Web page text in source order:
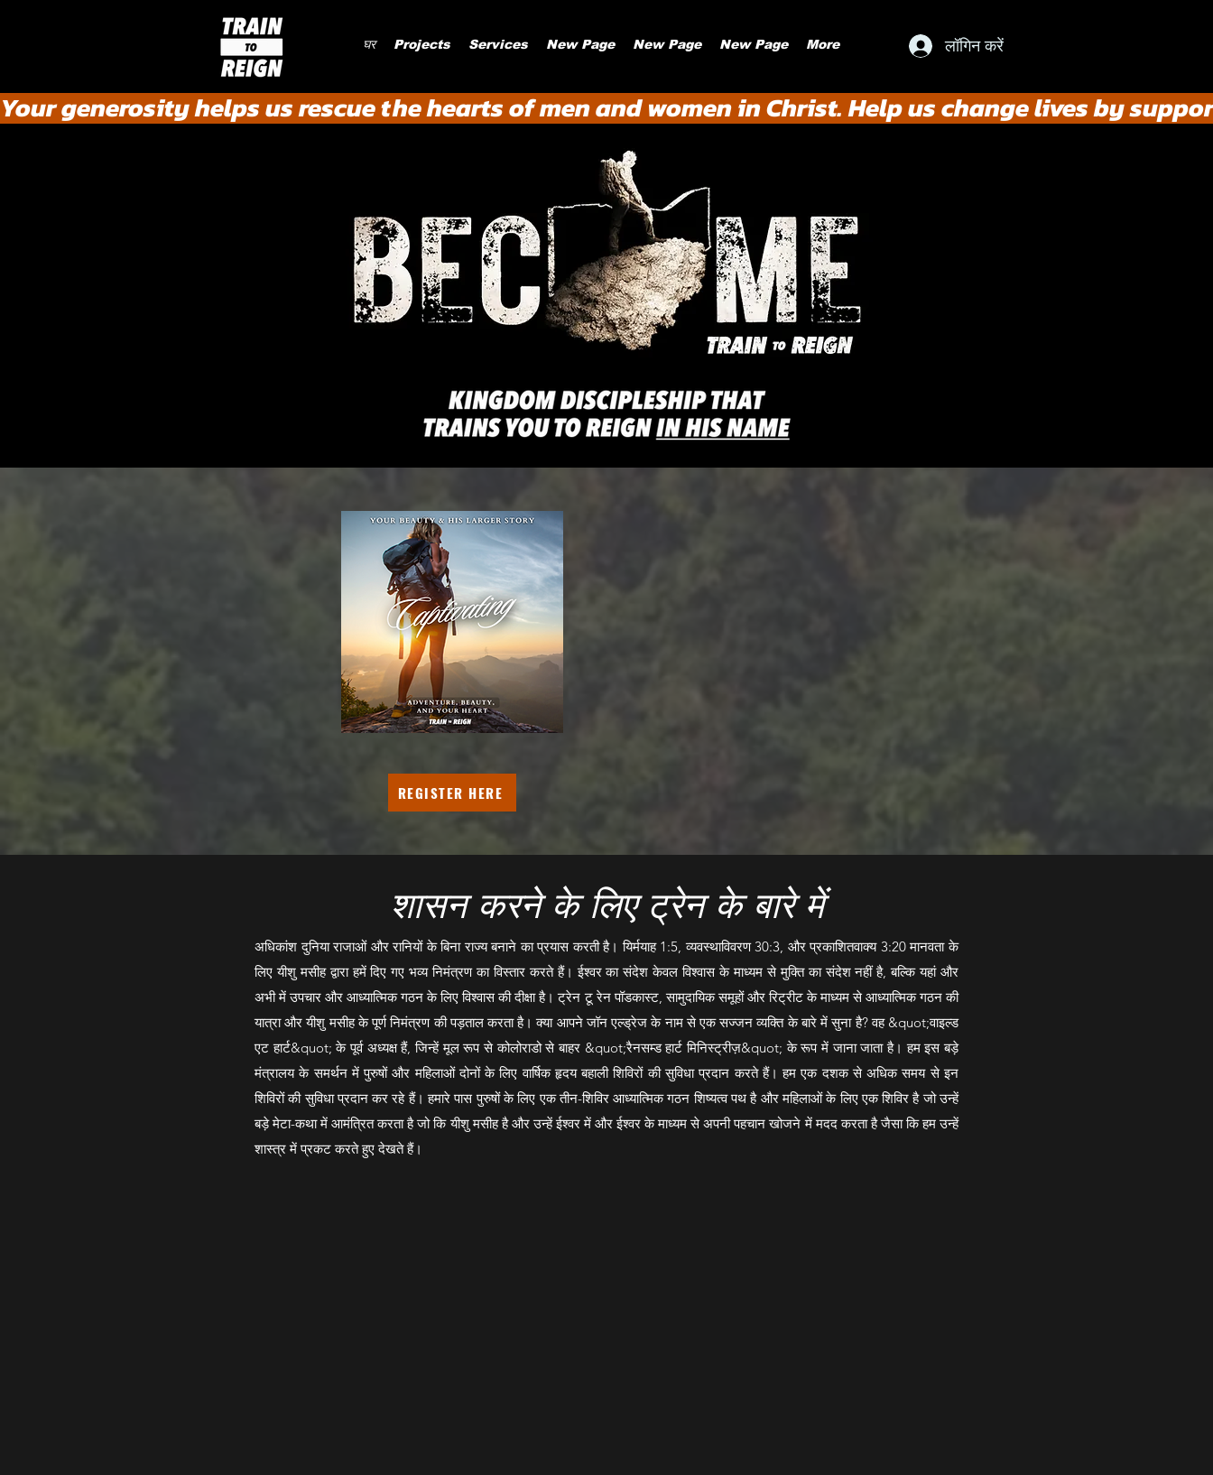
लॉगिन करें
घर Projects Services New Page New Page New Page More
Your generosity helps us rescue the hearts of men and women in Christ. Help us change lives by
REGISTER HERE
शासन करने के लिए ट्रेन के बारे में
अधिकांश दुनिया राजाओं और रानियों के बिना राज्य बनाने का प्रयास करती है। यिर्मयाह 1:5, व्यवस्थाविवरण 30:3, और प्रकाशितवाक्य 3:20 मानवता के
लिए यीशु मसीह द्वारा हमें दिए गए भव्य निमंत्रण का विस्तार करते हैं। ईश्वर का संदेश केवल विश्वास के माध्यम से मुक्ति का संदेश नहीं है, बल्कि यहां और
अभी में उपचार और आध्यात्मिक गठन के लिए विश्वास की दीक्षा है। ट्रेन टू रेन पॉडकास्ट, सामुदायिक समूहों और रिट्रीट के माध्यम से आध्यात्मिक गठन की
यात्रा और यीशु मसीह के पूर्ण निमंत्रण की पड़ताल करता है। क्या आपने जॉन एल्ड्रेज के नाम से एक सज्जन व्यक्ति के बारे में सुना है? वह &quot;वाइल्ड
एट हार्ट&quot; के पूर्व अध्यक्ष हैं, जिन्हें मूल रूप से कोलोराडो से बाहर &quot;रैनसम्ड हार्ट मिनिस्ट्रीज़&quot; के रूप में जाना जाता है। हम इस बड़े
मंत्रालय के समर्थन में पुरुषों और महिलाओं दोनों के लिए वार्षिक हृदय बहाली शिविरों की सुविधा प्रदान करते हैं। हम एक दशक से अधिक समय से इन
शिविरों की सुविधा प्रदान कर रहे हैं। हमारे पास पुरुषों के लिए एक तीन-शिविर आध्यात्मिक गठन शिष्यत्व पथ है और महिलाओं के लिए एक शिविर है जो उन्हें
बड़े मेटा-कथा में आमंत्रित करता है जो कि यीशु मसीह है और उन्हें ईश्वर में और ईश्वर के माध्यम से अपनी पहचान खोजने में मदद करता है जैसा कि हम उन्हें
शास्त्र में प्रकट करते हुए देखते हैं।